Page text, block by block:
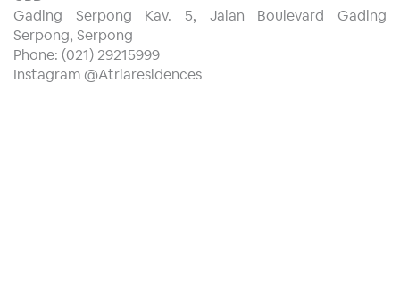
Gading Serpong Kav. 5, Jalan Boulevard Gading
Serpong, Serpong
Phone: (021) 29215999
Instagram @Atriaresidences